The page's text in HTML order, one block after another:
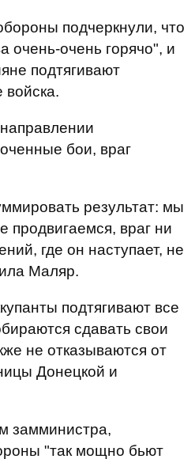
подчеркнули, что
очень-очень горячо", и
подтягивают
бои, враг
результат: мы
продвигаемся, враг ни
где он наступает, не
Маляр.
подтягивают все
сдавать свои
не отказываются от
Донецкой и
замминистра,
"так мощно бьют